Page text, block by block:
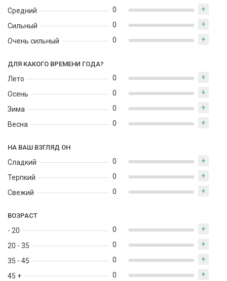
Средний
Сильный
Очень сильный
0 +
0 +
0 +
ДЛЯ КАКОГО ВРЕМЕНИ ГОДА?
Лето
Осень
Зима
Весна
0 +
0 +
0 +
0 +
НА ВАШ ВЗГЛЯД ОН
Сладкий
Терпкий
Свежий
0 +
0 +
0 +
ВОЗРАСТ
- 20
20 - 35
35 - 45
45 +
0 +
0 +
0 +
0 +